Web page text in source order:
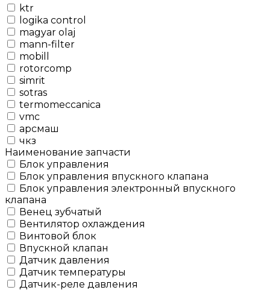
ktr
logika control
magyar olaj
mann-filter
mobill
rotorcomp
simrit
sotras
termomeccanica
vmc
арсмаш
чкз
Наименование запчасти
Блок управления
Блок управления впускного клапана
Блок управления электронный впускного
клапана
Венец зубчатый
Вентилятор охлаждения
Винтовой блок
Впускной клапан
Датчик давления
Датчик температуры
Датчик-реле давления